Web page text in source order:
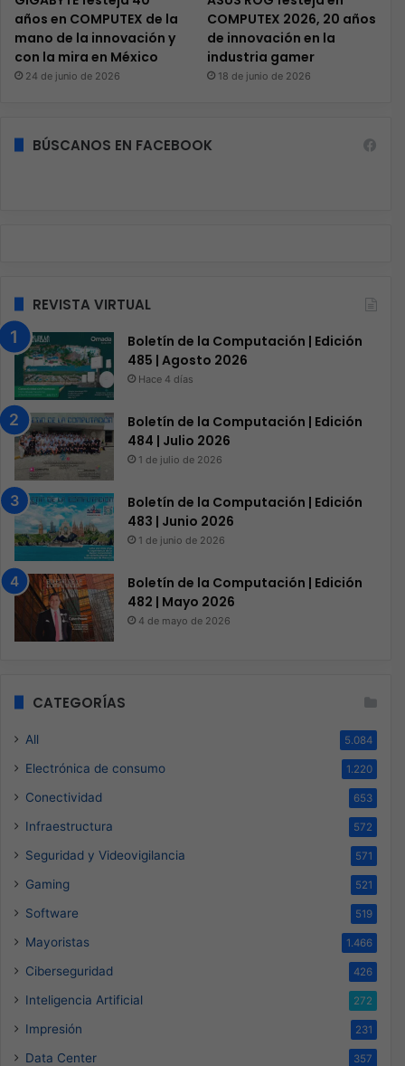
años en COMPUTEX de la
mano de la innovación y
con la mira en México
24 de junio de 2026
COMPUTEX 2026, 20 años
de innovación en la
industria gamer
18 de junio de 2026
BÚSCANOS EN FACEBOOK
REVISTA VIRTUAL
Boletín de la Computación | Edición
485 | Agosto 2026
Hace 4 días
Boletín de la Computación | Edición
484 | Julio 2026
1 de julio de 2026
Boletín de la Computación | Edición
483 | Junio 2026
1 de junio de 2026
Boletín de la Computación | Edición
482 | Mayo 2026
4 de mayo de 2026
CATEGORÍAS
All 5.084
Electrónica de consumo 1.220
Conectividad 653
Infraestructura 572
Seguridad y Videovigilancia 571
Gaming 521
Software 519
Mayoristas 1.466
Ciberseguridad 426
Inteligencia Artificial 272
Impresión 231
Data Center 357